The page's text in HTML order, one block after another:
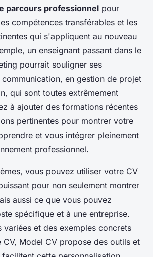
parcours professionnel pour
compétences transférables et les
qui s'appliquent au nouveau
un enseignant passant dans le
pourrait souligner ses
en gestion de projet
qui sont toutes extrêmement
à ajouter des formations récentes
pertinentes pour montrer votre
et vous intégrer pleinement
professionnel.
vous pouvez utiliser votre CV
pour non seulement montrer
aussi ce que vous pouvez
spécifique et à une entreprise.
variées et des exemples concrets
Model CV propose des outils et